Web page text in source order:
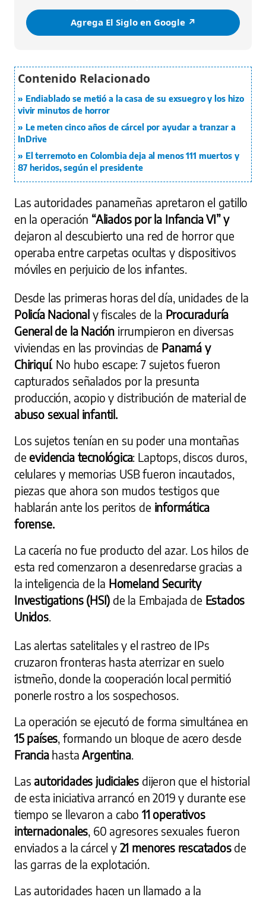
Agrega El Siglo en Google ↗️
Endiablado se metió a la casa de su exsuegro y los hizo
vivir minutos de horror
Le meten cinco años de cárcel por ayudar a tranzar a
InDrive
El terremoto en Colombia deja al menos 111 muertos y
87 heridos, según el presidente
Las autoridades panameñas apretaron el gatillo
en la operación “Aliados por la Infancia VI” y
dejaron al descubierto una red de horror que
operaba entre carpetas ocultas y dispositivos
móviles en perjuicio de los infantes.
Desde las primeras horas del día, unidades de la
Policía Nacionaly fiscales de la Procuraduría
General de la Nación irrumpieron en diversas
viviendas en las provincias de Panamá y
Chiriquí. No hubo escape: 7 sujetos fueron
capturados señalados por la presunta
producción, acopio y distribución de material de
abuso sexual infantil.
Los sujetos tenían en su poder una montañas
de evidencia tecnológica: Laptops, discos duros,
celulares y memorias USB fueron incautados,
piezas que ahora son mudos testigos que
hablarán ante los peritos de informática
forense.
La cacería no fue producto del azar. Los hilos de
esta red comenzaron a desenredarse gracias a
la inteligencia de la Homeland Security
Investigations (HSI) de la Embajada de Estados
Unidos.
Las alertas satelitales y el rastreo de IPs
cruzaron fronteras hasta aterrizar en suelo
istmeño, donde la cooperación local permitió
ponerle rostro a los sospechosos.
La operación se ejecutó de forma simultánea en
15 países , formando un bloque de acero desde
Franciahasta Argentina.
Las autoridades judiciales dijeron que el historial
de esta iniciativa arrancó en 2019 y durante ese
tiempo se llevaron a cabo11 operativos
internacionales , 60 agresores sexuales fueron
enviados a la cárcel y 21 menores rescatadosde
las garras de la explotación.
Las autoridades hacen un llamado a la